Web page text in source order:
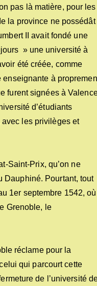
pas là matière, pour les
la province ne possédât
II avait fondé une
» une université à
été créée, comme
enseignante à
furent signées à
d’étudiants
les privilèges et
Saint-Prix, qu’on ne
Dauphiné. Pourtant, tout
1er septembre 1542, où
Grenoble, le
réclame pour la
qui parcourt cette
de l’université